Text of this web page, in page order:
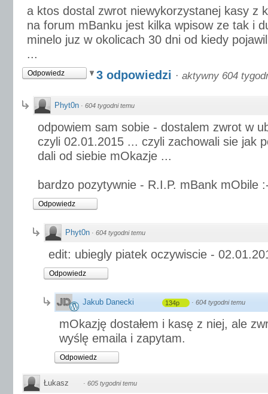
a ktos dostal zwrot niewykorzystanej kasy z
na forum mBanku jest kilka wpisow ze tak i
minelo juz w okolicach 30 dni od kiedy
...
Odpowiedz 3 odpowiedzi · aktywny 604
Phyt0n · 604 tygodni temu
odpowiem sam sobie - dostalem zwrot w
czyli 02.01.2015 ... czyli zachowali sie jak
dali od siebie mOkazje ...
bardzo pozytywnie - R.I.P. mBank mObile
Odpowiedz
Phyt0n · 604 tygodni temu
edit: ubiegly piatek oczywiscie -
Odpowiedz
Jakub Danecki 134p · 604 tygodni temu
mOkazję dostałem i kasę z niej, ale
wyślę emaila i zapytam.
Odpowiedz
Łukasz · 605 tygodni temu